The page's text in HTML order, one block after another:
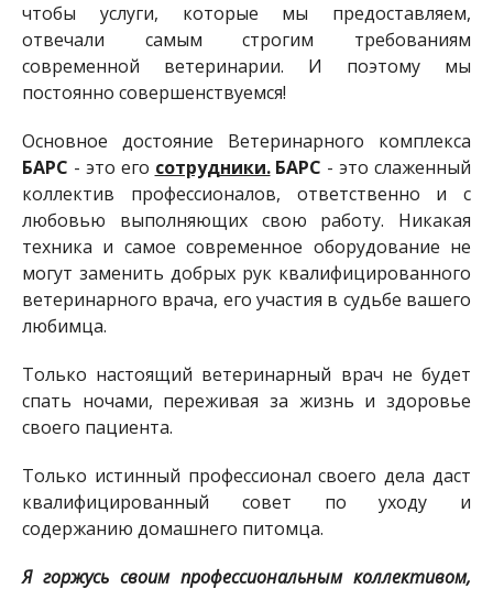
чтобы услуги, которые мы предоставляем,
отвечали самым строгим требованиям
современной ветеринарии. И поэтому мы
постоянно совершенствуемся!
Основное достояние Ветеринарного комплекса
БАРС - это его сотрудники. БАРС - это слаженный
коллектив профессионалов, ответственно и с
любовью выполняющих свою работу. Никакая
техника и самое современное оборудование не
могут заменить добрых рук квалифицированного
ветеринарного врача, его участия в судьбе вашего
любимца.
Только настоящий ветеринарный врач не будет
спать ночами, переживая за жизнь и здоровье
своего пациента.
Только истинный профессионал своего дела даст
квалифицированный совет по уходу и
содержанию домашнего питомца.
Я горжусь своим профессиональным коллективом,